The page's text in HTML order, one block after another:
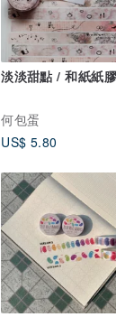
淡淡甜點 / 和紙紙
何包蛋
US$ 5.80